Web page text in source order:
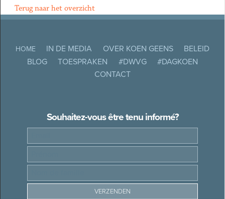
Terug naar het overzicht
HOME IN DE MEDIA OVER KOEN GEENS
BELEID
BLOG
TOESPRAKEN #DWVG
#DAGKOEN
CONTACT
Souhaitez-vous être tenu informé?